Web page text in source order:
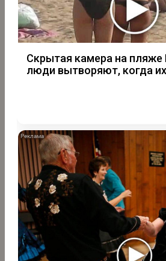
Скрытая камера на
люди вытворяют, когда